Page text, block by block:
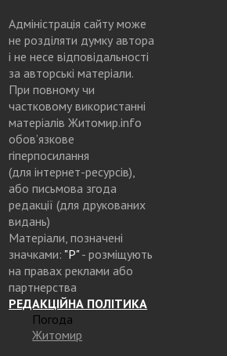
Адміністрація сайту може
не розділяти думку автора
і не несе відповідальності
за авторські матеріали.
При повному чи
частковому використанні
матеріалів Житомир.info
обов’язкове
гіперпосилання
(для інтернет-ресурсів),
або письмова згода
редакції (для друкованих
видань)
Матеріали, позначені
значками: "Р"- розміщують
на правах реклами або
партнерства
РЕДАКЦІЙНА ПОЛІТИКА
Погода
Житомир